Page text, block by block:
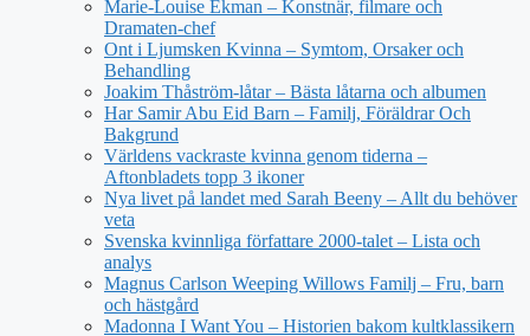
Marie-Louise Ekman – Konstnär, filmare och
Dramaten-chef
Ont i Ljumsken Kvinna – Symtom, Orsaker och
Behandling
Joakim Thåström-låtar – Bästa låtarna och albumen
Har Samir Abu Eid Barn – Familj, Föräldrar Och
Bakgrund
Världens vackraste kvinna genom tiderna –
Aftonbladets topp 3 ikoner
Nya livet på landet med Sarah Beeny – Allt du behöver
veta
Svenska kvinnliga författare 2000-talet – Lista och
analys
Magnus Carlson Weeping Willows Familj – Fru, barn
och hästgård
Madonna I Want You – Historien bakom kultklassikern